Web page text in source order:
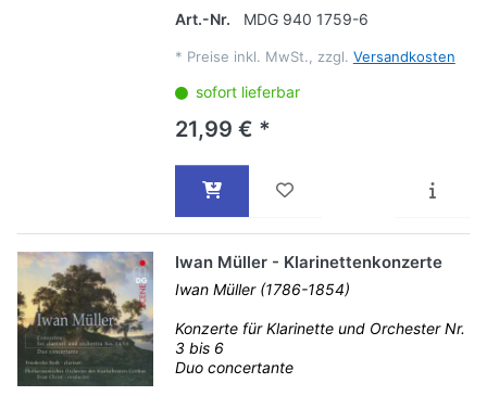
Art.-Nr.
MDG 940 1759-6
* Preise inkl. MwSt., zzgl. Versandkosten
sofort lieferbar
21,99 € *
Iwan Müller - Klarinettenkonzerte
Iwan Müller (1786-1854)
Konzerte für Klarinette und Orchester Nr.
3 bis 6
Duo concertante